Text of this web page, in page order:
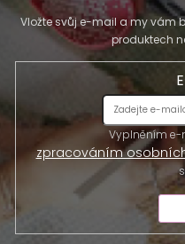
Vložte svůj e-mail a my vám
produktech
Vyplněním
zpracováním